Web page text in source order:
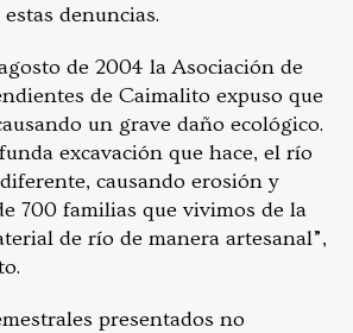
denuncias.
de 2004 la Asociación de
de Caimalito expuso que
un grave daño ecológico.
excavación que hace, el río
causando erosión y
700 familias que vivimos de la
de río de manera artesanal”,
presentados no